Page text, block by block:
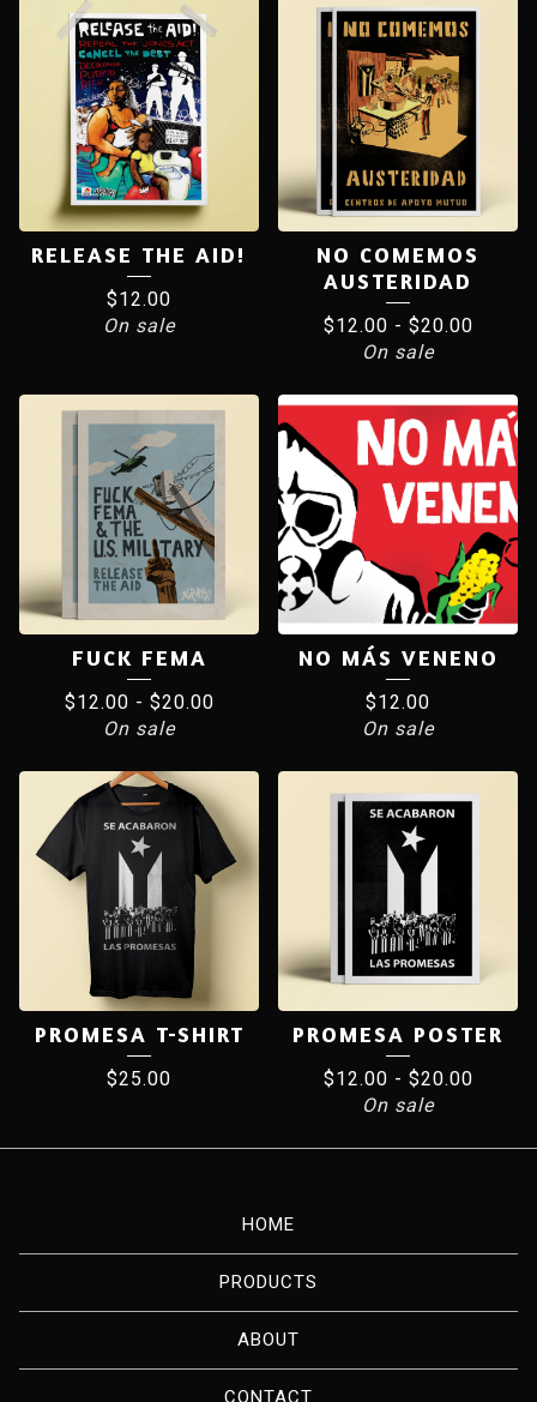
RELEASE THE AID!
$12.00
On sale
NO COMEMOS
AUSTERIDAD
$12.00 - $20.00
On sale
FUCK FEMA
$12.00 - $20.00
On sale
NO MÁS VENENO
$12.00
On sale
PROMESA T-SHIRT
$25.00
PROMESA POSTER
$12.00 - $20.00
On sale
HOME
PRODUCTS
ABOUT
CONTACT